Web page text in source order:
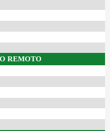
REMOTO